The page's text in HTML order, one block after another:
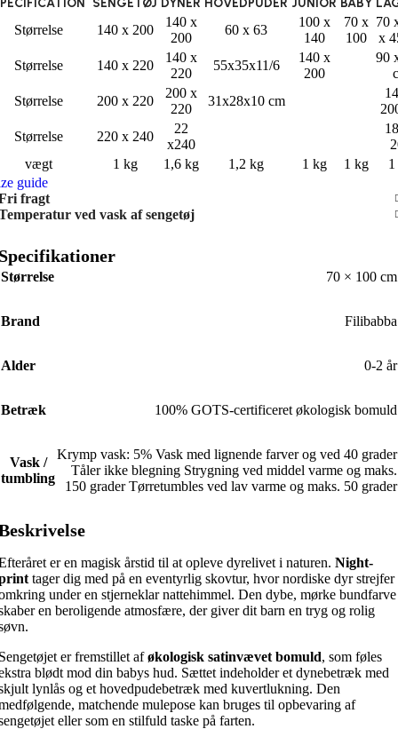
Størrelse
140 x 200
140 x
200
60 x 63
100 x
140
70 x
100
70
x
Størrelse
140 x 220
140 x
220
55x35x11/6
140 x
200
90
Størrelse
200 x 220
200 x
220
31x28x10 cm
Størrelse
220 x 240
22
x240
vægt
1 kg 1,6 kg 1,2 kg 1 kg 1 kg
guide
fragt
ved vask af sengetøj
Størrelse 70 × 100 cm
Brand Filibabba
Alder 0-2 år
Betræk 100% GOTS-certificeret økologisk bomuld
Vask /
tumbling
Krymp vask: 5% Vask med lignende farver og ved 40 grader
Tåler ikke blegning Strygning ved middel varme og maks.
150 grader Tørretumbles ved lav varme og maks. 50 grader
er en magisk årstid til at opleve dyrelivet i naturen. Night-
tager dig med på en eventyrlig skovtur, hvor nordiske dyr strejfer
under en stjerneklar nattehimmel. Den dybe, mørke bundfarve
en beroligende atmosfære, der giver dit barn en tryg og rolig
er fremstillet aføkologisk satinvævet bomuld, som føles
blødt mod din babys hud. Sættet indeholder et dynebetræk med
lynlås og et hovedpudebetræk med kuvertlukning. Den
matchende mulepose kan bruges til opbevaring af
eller som en stilfuld taske på farten.